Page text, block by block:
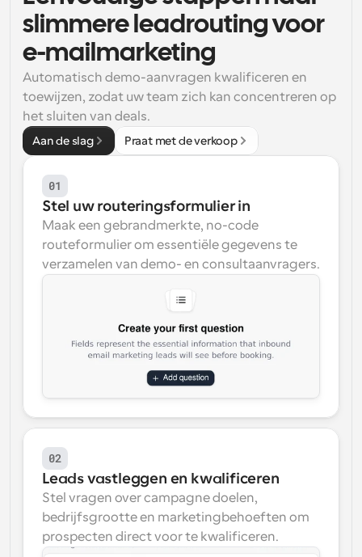
Supercharged planning met AI-gestuurde
oproepen
Workflow
Automatiseer planning en herinneringen
Blog
Blijf op de hoogte van het laatste nieuws en updates
Instant Vergaderingen
Ontmoet cliënten binnen enkele minuten
Dynamische Groep Links
Boek naadloos vergaderingen met meerdere mensen
Webhooks
Ontvang een melding wanneer er iets gebeurt
slimmere leadrouting voor
e-mailmarketing
Automatisch demo-aanvragen kwalificeren en
toewijzen, zodat uw team zich kan concentreren op
het sluiten van deals.
Aan de slag Praat met de verkoop
01
Stel uw routeringsformulier in
Maak een gebrandmerkte, no-code
routeformulier om essentiële gegevens te
verzamelen van demo- en consultaanvragers.
02
Leads vastleggen en kwalificeren
Stel vragen over campagne doelen,
bedrijfsgrootte en marketingbehoeften om
prospecten direct voor te kwalificeren.